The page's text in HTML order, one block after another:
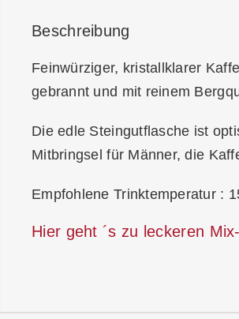
Beschreibung
Feinwürziger, kristallklarer
gebrannt und mit reinem
Die edle Steingutflasche ist
Mitbringsel für Männer, die
Empfohlene Trinktemperatur :
Hier geht ´s zu leckeren